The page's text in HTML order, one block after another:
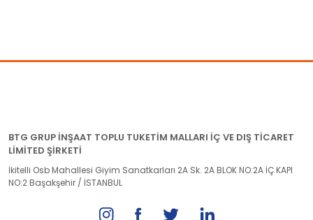
BTG GRUP İNŞAAT TOPLU TUKETİM MALLARI İÇ VE DIŞ TİCARET
LİMİTED ŞİRKETİ
İkitelli Osb Mahallesi Giyim Sanatkarları 2A Sk. 2A BLOK NO:2A İÇ KAPI
NO:2 Başakşehir / İSTANBUL